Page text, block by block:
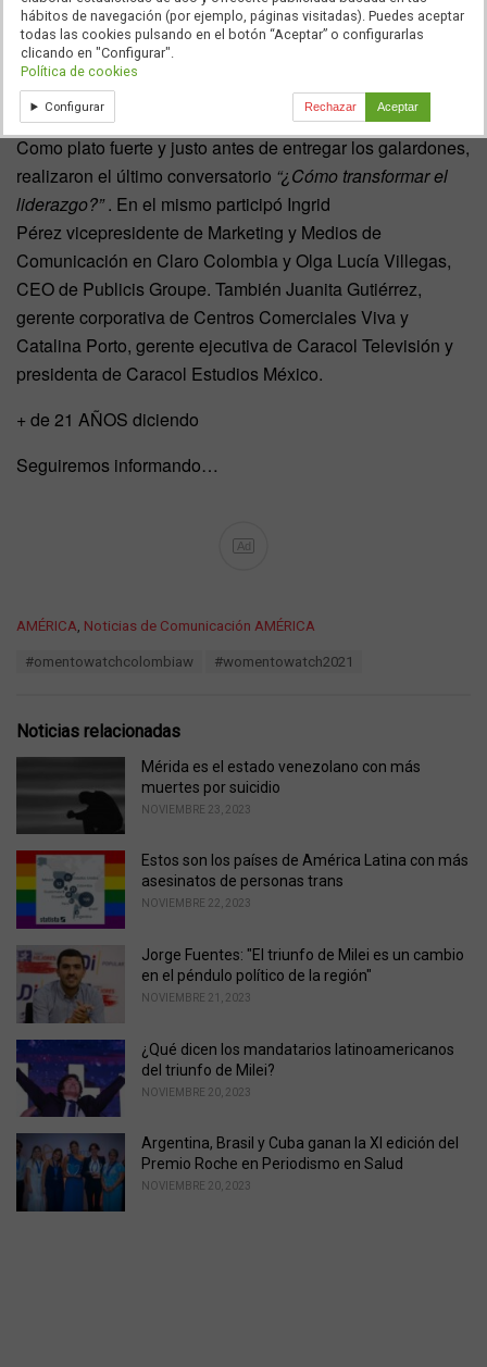
liderazgo y sus compromisos con la compañía. “Mi rol está
en que las mujeres encuentren prosperidad. Ello con
sentido de pertenencia con Natura. Es un objetivo
colectivo”. explicó.
Como plato fuerte y justo antes de entregar los galardones,
realizaron el último conversatorio “¿Cómo transformar el
liderazgo?”. En el mismo participó Ingrid
Pérez vicepresidente de Marketing y Medios de
Comunicación en Claro Colombia y Olga Lucía Villegas,
CEO de Publicis Groupe. También Juanita Gutiérrez,
gerente corporativa de Centros Comerciales Viva y
Catalina Porto, gerente ejecutiva de Caracol Televisión y
presidenta de Caracol Estudios México.
+ de 21 AÑOS diciendo
Seguiremos informando…
Ad
C
o
r
i
AMÉRICA, Noticias de Comunicación AMÉRICA
:
#omentowatchcolombiaw #womentowatch2021
Noticias relacionadas
Mérida es el estado venezolano con más
muertes por suicidio
NOVIEMBRE 23, 2023
Estos son los países de América Latina con más
asesinatos de personas trans
NOVIEMBRE 22, 2023
Jorge Fuentes: "El triunfo de Milei es un cambio
en el péndulo político de la región"
NOVIEMBRE 21, 2023
¿Qué dicen los mandatarios latinoamericanos
del triunfo de Milei?
NOVIEMBRE 20, 2023
Argentina, Brasil y Cuba ganan la XI edición del
Premio Roche en Periodismo en Salud
NOVIEMBRE 20, 2023
hábitos de navegación (por ejemplo, páginas visitadas). Puedes aceptar
todas las cookies pulsando en el botón “Aceptar” o configurarlas
clicando en "Configurar".
Política de cookies
Configurar Rechazar Aceptar